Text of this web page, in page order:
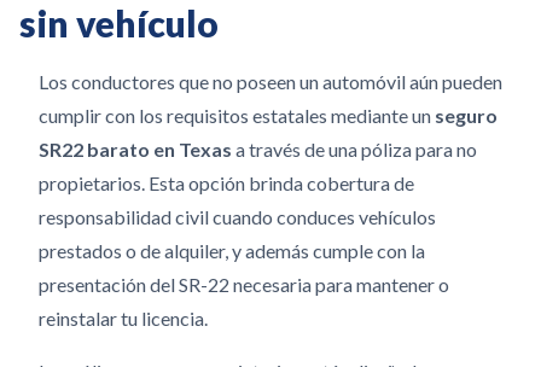
sin vehículo
Los conductores que no poseen un automóvil aún pueden
cumplir con los requisitos estatales mediante un seguro
SR22 barato en Texas a través de una póliza para no
propietarios. Esta opción brinda cobertura de
responsabilidad civil cuando conduces vehículos
prestados o de alquiler, y además cumple con la
presentación del SR-22 necesaria para mantener o
reinstalar tu licencia.